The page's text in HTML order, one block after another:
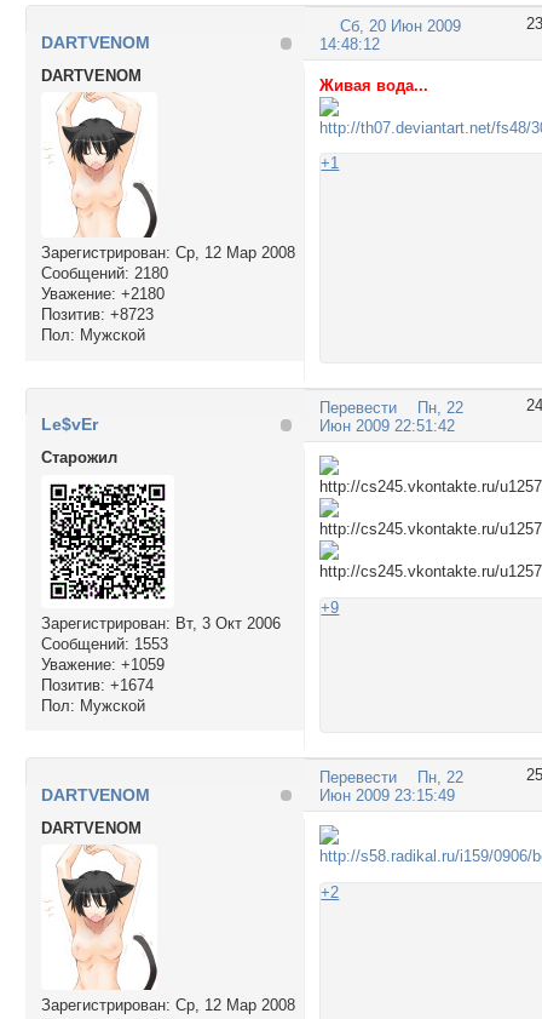
23
Сб, 20 Июн 2009
14:48:12
DARTVENOM
DARTVENOM
Зарегистрирован: Ср, 12 Мар 2008
Сообщений: 2180
Уважение: +2180
Позитив: +8723
Пол: Мужской
Живая вода...
+1
Перевести 24
Пн, 22
Июн 2009 22:51:42
Le$vEr
Cтарожил
Зарегистрирован: Вт, 3 Окт 2006
Сообщений: 1553
Уважение: +1059
Позитив: +1674
Пол: Мужской
+9
Перевести 25
Пн, 22
Июн 2009 23:15:49
DARTVENOM
DARTVENOM
Зарегистрирован: Ср, 12 Мар 2008
+2